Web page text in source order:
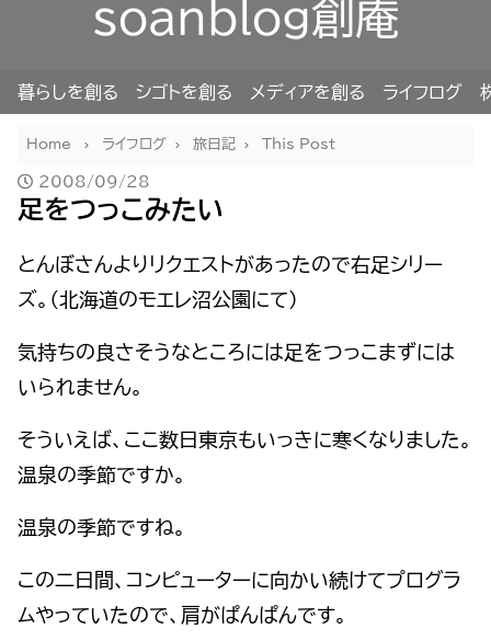
soanblog創庵
暮らしを創る シゴトを創る メディアを創る ライフログ
Home ライフログ 旅日記 This Post
2008/09/28
足をつっこみたい
とんぼさんよりリクエストがあったので右足シリー
ズ。（北海道のモエレ沼公園にて）
気持ちの良さそうなところには足をつっこまずには
いられません。
そういえば、ここ数日東京もいっきに寒くなりました。
温泉の季節ですか。
温泉の季節ですね。
この二日間、コンピューターに向かい続けてプログラ
ムやっていたので、肩がぱんぱんです。